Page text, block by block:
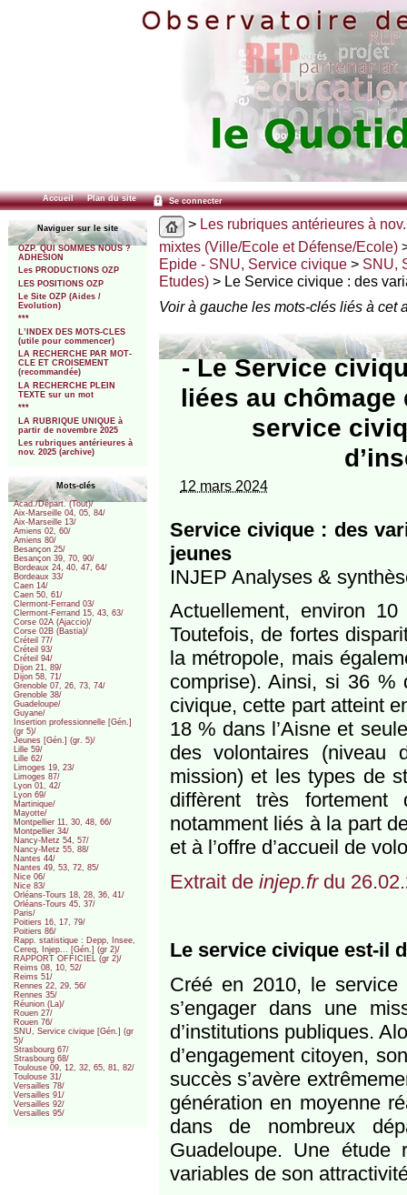
Accueil Plan du site Se connecter
Naviguer sur le site
OZP. QUI SOMMES NOUS ?
ADHESION
Les PRODUCTIONS OZP
LES POSITIONS OZP
Le Site OZP (Aides /
Evolution)
***
L’INDEX DES MOTS-CLES
(utile pour commencer)
LA RECHERCHE PAR MOT-
CLE ET CROISEMENT
(recommandée)
LA RECHERCHE PLEIN
TEXTE sur un mot
***
LA RUBRIQUE UNIQUE à
partir de novembre 2025
Les rubriques antérieures à
nov. 2025 (archive)
Mots-clés
Acad./Départ. (Tout)/
Aix-Marseille 04, 05, 84/
Aix-Marseille 13/
Amiens 02, 60/
Amiens 80/
Besançon 25/
Besançon 39, 70, 90/
Bordeaux 24, 40, 47, 64/
Bordeaux 33/
Caen 14/
Caen 50, 61/
Clermont-Ferrand 03/
Clermont-Ferrand 15, 43, 63/
Corse 02A (Ajaccio)/
Corse 02B (Bastia)/
Créteil 77/
Créteil 93/
Créteil 94/
Dijon 21, 89/
Dijon 58, 71/
Grenoble 07, 26, 73, 74/
Grenoble 38/
Guadeloupe/
Guyane/
Insertion professionnelle [Gén.]
(gr 5)/
Jeunes [Gén.] (gr. 5)/
Lille 59/
Lille 62/
Limoges 19, 23/
Limoges 87/
Lyon 01, 42/
Lyon 69/
Martinique/
Mayotte/
Montpellier 11, 30, 48, 66/
Montpellier 34/
Nancy-Metz 54, 57/
Nancy-Metz 55, 88/
Nantes 44/
Nantes 49, 53, 72, 85/
Nice 06/
Nice 83/
Orléans-Tours 18, 28, 36, 41/
Orléans-Tours 45, 37/
Paris/
Poitiers 16, 17, 79/
Poitiers 86/
Rapp. statistique : Depp, Insee,
Cereq, Injep... [Gén.] (gr 2)/
RAPPORT OFFICIEL (gr 2)/
Reims 08, 10, 52/
Reims 51/
Rennes 22, 29, 56/
Rennes 35/
Réunion (La)/
Rouen 27/
Rouen 76/
SNU, Service civique [Gén.] (gr
5)/
Strasbourg 67/
Strasbourg 68/
Toulouse 09, 12, 32, 65, 81, 82/
Toulouse 31/
Versailles 78/
Versailles 91/
Versailles 92/
Versailles 95/
> Les rubriques antérieures à
mixtes (Ville/Ecole et Défense/Ecole)
Epide - SNU, Service civique> SNU,
Etudes)> Le Service civique : des
Voir à gauche les mots-clés liés à cet
- Le Service
liées au chômage
service
12 mars 2024
Service civique : des
jeunes
INJEP Analyses &
Actuellement, environ
Toutefois, de fortes
la métropole, mais
comprise). Ainsi, si 36 %
civique, cette part atteint
18 % dans l’Aisne et
des volontaires (niveau
mission) et les types de
diffèrent très fortement
notamment liés à la part
et à l’offre d’accueil de
Extrait de injep.frdu
Le service civique est-il
Créé en 2010, le
s’engager dans une
d’institutions publiques.
d’engagement citoyen,
succès s’avère
génération en moyenne
dans de nombreux
Guadeloupe. Une étude
variables de son